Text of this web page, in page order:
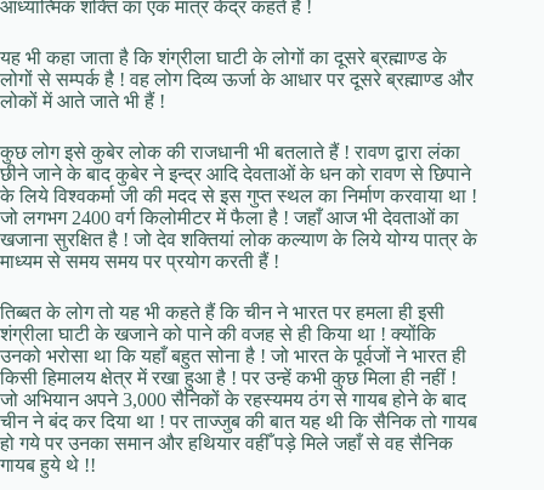
आध्यात्मिक शक्ति का एक मात्र केंद्र कहते हैं !
यह भी कहा जाता है कि शंग्रीला घाटी के लोगों का दूसरे ब्रह्माण्ड के
लोगों से सम्पर्क है ! वह लोग दिव्य ऊर्जा के आधार पर दूसरे ब्रह्माण्ड और
लोकों में आते जाते भी हैं !
कुछ लोग इसे कुबेर लोक की राजधानी भी बतलाते हैं ! रावण द्वारा लंका
छीने जाने के बाद कुबेर ने इन्द्र आदि देवताओं के धन को रावण से छिपाने
के लिये विश्वकर्मा जी की मदद से इस गुप्त स्थल का निर्माण करवाया था !
जो लगभग 2400 वर्ग किलोमीटर में फैला है ! जहाँ आज भी देवताओं का
खजाना सुरक्षित है ! जो देव शक्तियां लोक कल्याण के लिये योग्य पात्र के
माध्यम से समय समय पर प्रयोग करती हैं !
तिब्बत के लोग तो यह भी कहते हैं कि चीन ने भारत पर हमला ही इसी
शंग्रीला घाटी के खजाने को पाने की वजह से ही किया था ! क्योंकि
उनको भरोसा था कि यहाँ बहुत सोना है ! जो भारत के पूर्वजों ने भारत ही
किसी हिमालय क्षेत्र में रखा हुआ है ! पर उन्हें कभी कुछ मिला ही नहीं !
जो अभियान अपने 3,000 सैनिकों के रहस्यमय ठंग से गायब होने के बाद
चीन ने बंद कर दिया था ! पर ताज्जुब की बात यह थी कि सैनिक तो गायब
हो गये पर उनका समान और हथियार वहीँ पड़े मिले जहाँ से वह सैनिक
गायब हुये थे !!